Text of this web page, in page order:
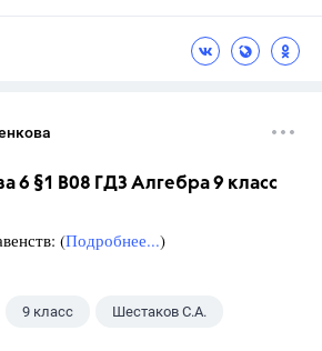
6 §1 B08 ГДЗ Алгебра 9 класс
(Подробнее...)
9 класс Шестаков С.А.